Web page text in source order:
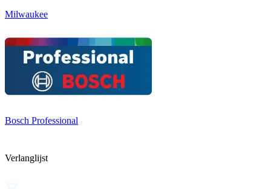
Milwaukee
Bosch Professional
Verlanglijst